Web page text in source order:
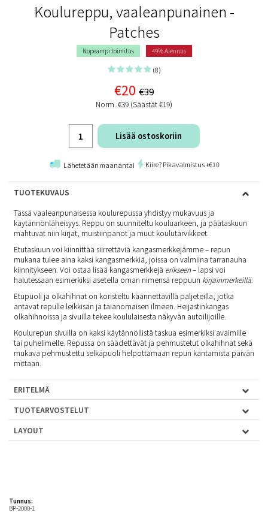
Koulureppu, vaaleanpunainen -
Patches
Nopeampi toimitus 49% Alennus
(8)
€20 €39
Norm. €39 (Säästät €19)
Lisää ostoskoriin
Lähetetään maanantai Kiire? Pikavalmistus +€10
TUOTEKUVAUS
Tässä vaaleanpunaisessa koulurepussa yhdistyy mukavuus ja
käytännönläheisyys. Reppu on suunniteltu kouluarkeen, ja päätaskuun
mahtuvat niin kirjat, muistiinpanot ja muut koulutarvikkeet.
Etutaskuun voi kiinnittää siirrettäviä kangasmerkkejämme – repun
mukana tulee aina kaksi kangasmerkkiä, joissa on valmiina tarranauha
kiinnitykseen. Voi ostaa lisää kangasmerkkejä erikseen– lapsi voi
halutessaan esimerkiksi asetella oman nimensä reppuun kirjainmerkeillä.
Etupuoli ja olkahihnat on koristeltu käännettävillä paljeteilla, jotka
antavat repulle leikkisän ja taianomaisen ilmeen. Heijastinkangas
olkahihnoissa ja sivuilla tekee koululaisesta näkyvän autoilijoille.
Koulurepun sivuilla on kaksi käytännöllistä taskua esimerkiksi avaimille
tai puhelimelle. Repussa on säädettävät ja pehmustetut olkahihnat sekä
mukava pehmustettu selkäpuoli helpottamaan repun kantamista päivän
mittaan.
ERITELMÄ
TUOTEARVOSTELUT
LAYOUT
Tunnus:
BP-2000-1